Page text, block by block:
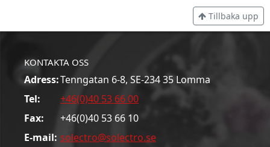
Tillbaka upp
KONTAKTA OSS
Adress:Tenngatan 6-8, SE-234 35 Lomma
Tel:
+46(0)40 53 66 00
Fax:
+46(0)40 53 66 10
E-mail: solectro@solectro.se